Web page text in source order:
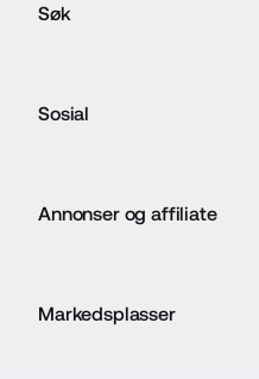
Søk
Sosial
Annonser og affiliate
Markedsplasser